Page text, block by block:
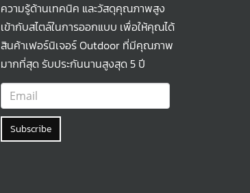
ความรู้ด้านเทคนิค และวัสดุคุณภาพสูง
เข้ากับสไตล์ในการออกแบบ เพื่อให้คุณได้
สินค้าเฟอร์นิเจอร์ Outdoor ที่มีคุณภาพ
มากที่สุด รับประกันนานสูงสุด 5 ปี
Subscribe